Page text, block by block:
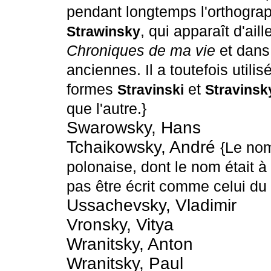
pendant longtemps
Strawinsky, qui apparaît
Chroniques de ma vie et
anciennes. Il a toutefois
formes Stravinski et
que l'autre.}
Swarowsky, Hans
Tchaikowsky, André {Le
polonaise, dont le nom était
pas être écrit comme celui
Ussachevsky, Vladimir
Vronsky, Vitya
Wranitsky, Anton
Wranitsky, Paul